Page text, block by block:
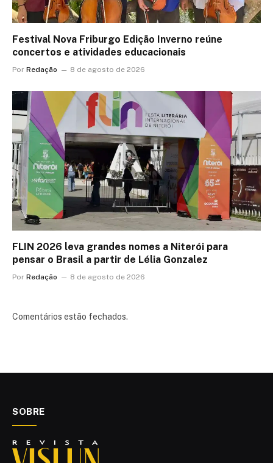
Festival Nova Friburgo Edição Inverno reúne
concertos e atividades educacionais
Por Redação 8 de agosto de 2026
FLIN 2026 leva grandes nomes a Niterói para
pensar o Brasil a partir de Lélia Gonzalez
Por Redação 8 de agosto de 2026
Comentários estão fechados.
SOBRE